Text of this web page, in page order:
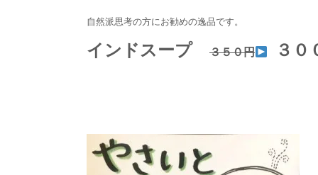
自然派思考の方にお勧めの逸品です。
インドスープ ３５０円 ３０